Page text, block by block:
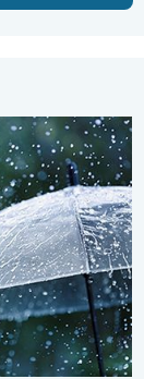
El Este